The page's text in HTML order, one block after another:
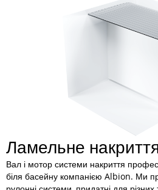
Ламельне
Вал і мотор системи накриття
біля басейну компанією Albion. Ми